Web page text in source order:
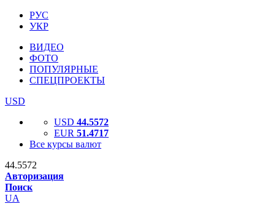
РУС
УКР
ВИДЕО
ФОТО
ПОПУЛЯРНЫЕ
СПЕЦПРОЕКТЫ
USD
USD 44.5572
EUR 51.4717
Все курсы валют
44.5572
Авторизация
Поиск
UA